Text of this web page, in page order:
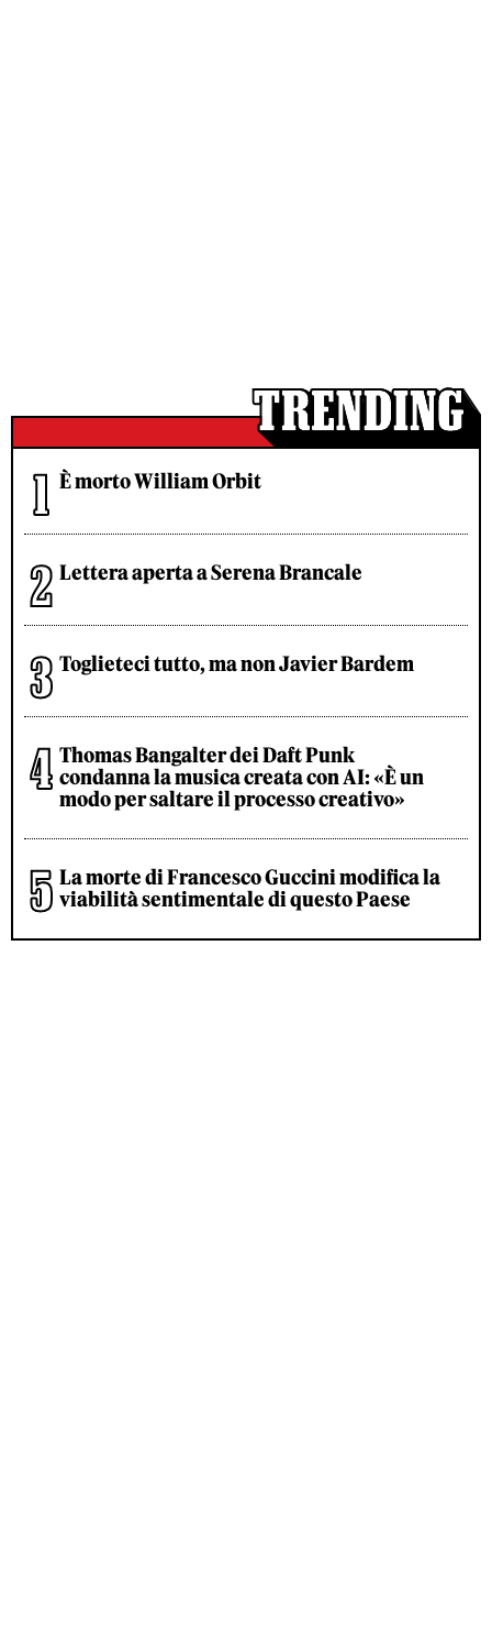
È morto William Orbit
Lettera aperta a Serena Brancale
Toglieteci tutto, ma non Javier Bardem
Thomas Bangalter dei Daft Punk
condanna la musica creata con AI: «È un
modo per saltare il processo creativo»
La morte di Francesco Guccini modifica la
viabilità sentimentale di questo Paese